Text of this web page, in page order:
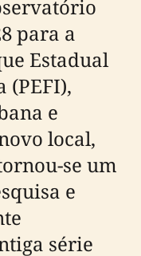
para a
Estadual
(PEFI),
e
local,
se um
e
série